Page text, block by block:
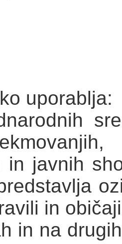
uporablja:
in javnih
in
in na